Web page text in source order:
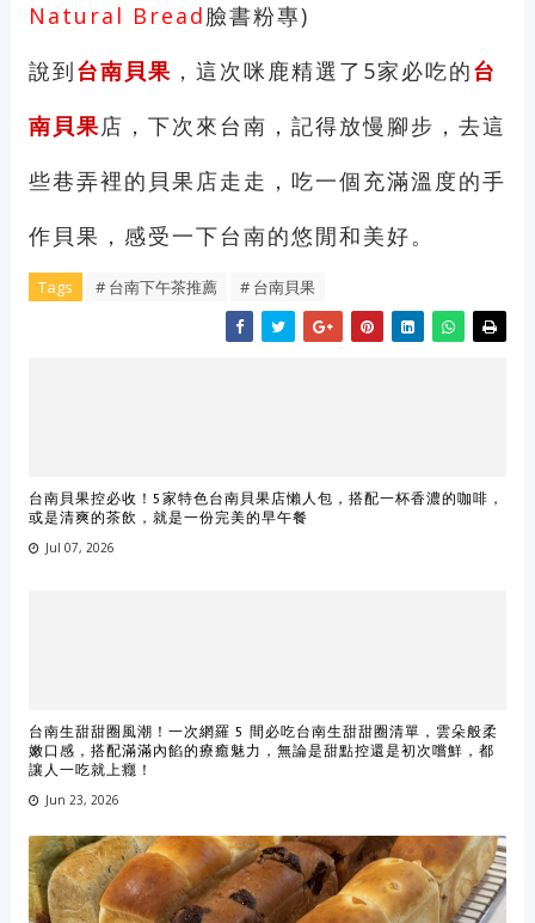
Natural Bread臉書粉專)
說到台南貝果 ，這次咪鹿精選了5家必吃的台
南貝果店，下次來台南，記得放慢腳步，去這
些巷弄裡的貝果店走走，吃一個充滿溫度的手
作貝果，感受一下台南的悠閒和美好。
Tags # 台南下午茶推薦 # 台南貝果
台南貝果控必收！5家特色台南貝果店懶人包，搭配一杯香濃的咖啡，
或是清爽的茶飲，就是一份完美的早午餐
Jul 07, 2026
台南生甜甜圈風潮！一次網羅 5 間必吃台南生甜甜圈清單，雲朵般柔
嫩口感，搭配滿滿內餡的療癒魅力，無論是甜點控還是初次嚐鮮，都
讓人一吃就上癮！
Jun 23, 2026